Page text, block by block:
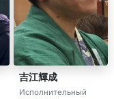
吉江輝成
Исполнительный